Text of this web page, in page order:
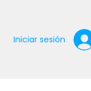
Iniciar sesión